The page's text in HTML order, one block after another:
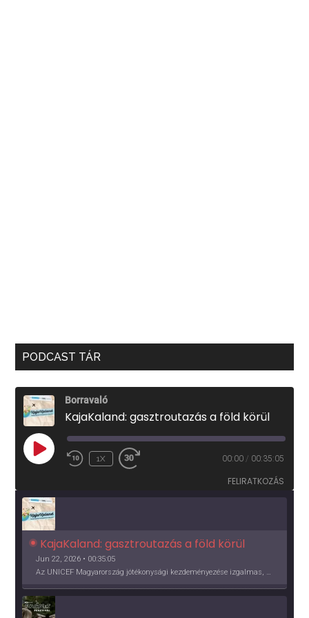
PODCAST TÁR
Borravaló
KajaKaland: gasztroutazás a föld körül
PLAY
EPISODE
1X 00:00 / 00:35:05
FELIRATKOZÁS
KajaKaland: gasztroutazás a föld körül
Jun 22, 2026 • 00:35:05
Az UNICEF Magyarország jótékonysági kezdeményezése izgalmas, egész éves világkörüli ízutazásra hív, igazi családi program és gasztroedukáció, illetve segítség a rászorulóknak is egyben.